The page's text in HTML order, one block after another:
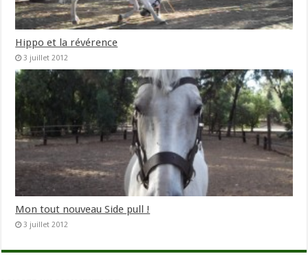
Hippo et la révérence
3 juillet 2012
Mon tout nouveau Side pull !
3 juillet 2012